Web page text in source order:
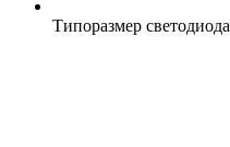
Типоразмер светодиода